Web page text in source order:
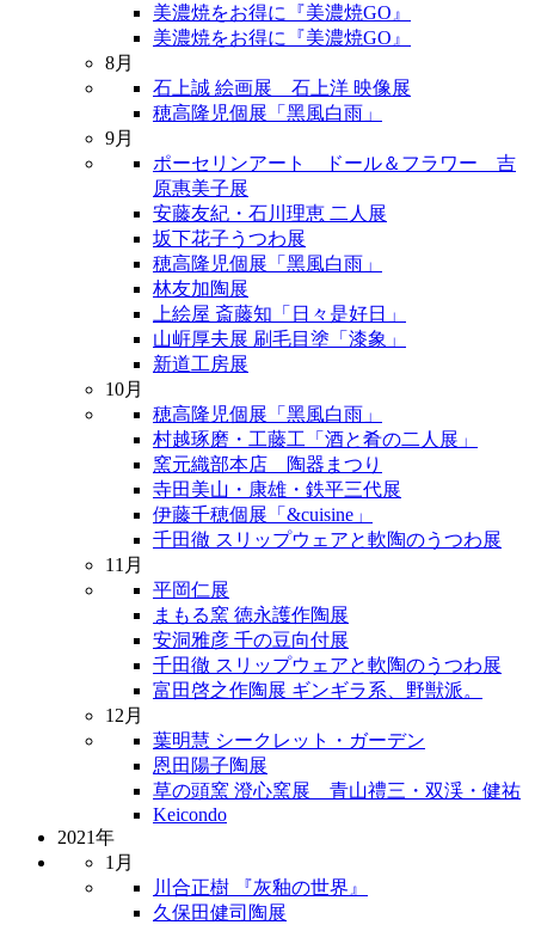
美濃焼をお得に『美濃焼GO』
美濃焼をお得に『美濃焼GO』
8月
石上誠 絵画展 石上洋 映像展
穂高隆児個展「黑風白雨」
9月
ポーセリンアート ドール＆フラワー 吉
原惠美子展
安藤友紀・石川理恵 二人展
坂下花子うつわ展
穂高隆児個展「黑風白雨」
林友加陶展
上絵屋 斎藤知「日々是好日」
山㟁厚夫展 刷毛目塗「漆象」
新道工房展
10月
穂高隆児個展「黑風白雨」
村越琢磨・工藤工「酒と肴の二人展」
窯元織部本店 陶器まつり
寺田美山・康雄・鉄平三代展
伊藤千穂個展「&cuisine」
千田徹 スリップウェアと軟陶のうつわ展
11月
平岡仁展
まもる窯 徳永護作陶展
安洞雅彦 千の豆向付展
千田徹 スリップウェアと軟陶のうつわ展
富田啓之作陶展 ギンギラ系、野獣派。
12月
葉明慧 シークレット・ガーデン
恩田陽子陶展
草の頭窯 澄心窯展 青山禮三・双渓・健祐
Keicondo
2021年
1月
川合正樹 『灰釉の世界』
久保田健司陶展